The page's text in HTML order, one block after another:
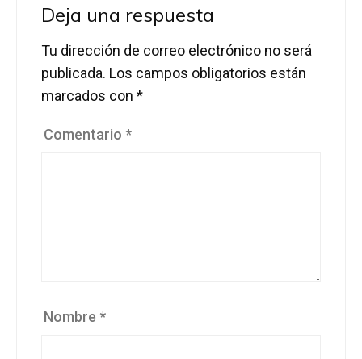
b
o
o
k
er s
A
p
p
p
ar
tir
Deja una respuesta
Tu dirección de correo electrónico no será
publicada. Los campos obligatorios están
marcados con *
Comentario *
Nombre *